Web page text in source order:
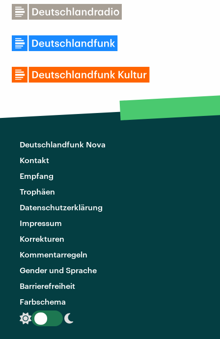
Deutschlandfunk Nova
Kontakt
Empfang
Trophäen
Datenschutzerklärung
Impressum
Korrekturen
Kommentarregeln
Gender und Sprache
Barrierefreiheit
Farbschema